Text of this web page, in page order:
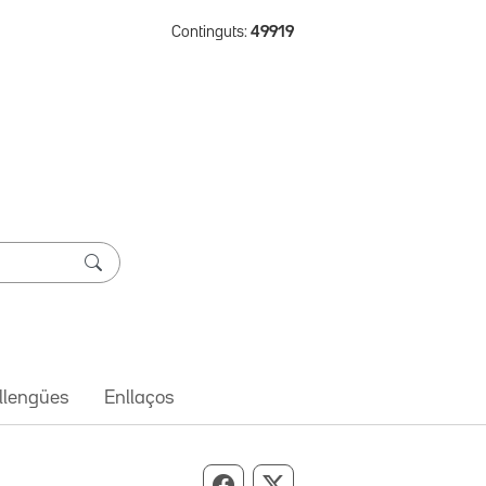
Continguts: 49919
Enllaços